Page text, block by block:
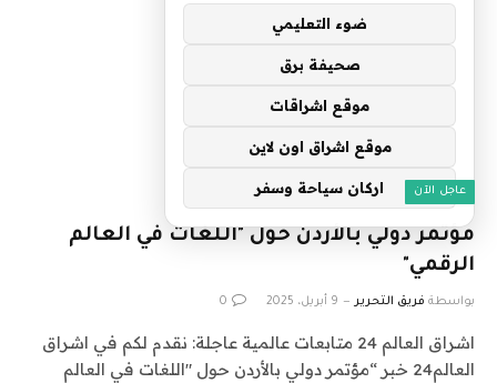
عاجل الآن
مؤتمر دولي بالأردن حول "اللغات في العالم
الرقمي"
بواسطة فريق التحرير 9 أبريل، 2025 0
اشراق العالم 24 متابعات عالمية عاجلة: نقدم لكم في اشراق
العالم24 خبر “مؤتمر دولي بالأردن حول "اللغات في العالم
ضوء التعليمي
صحيفة برق
موقع اشراقات
موقع اشراق اون لاين
اركان سياحة وسفر